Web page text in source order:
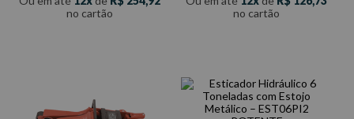
no cartão
no cartão